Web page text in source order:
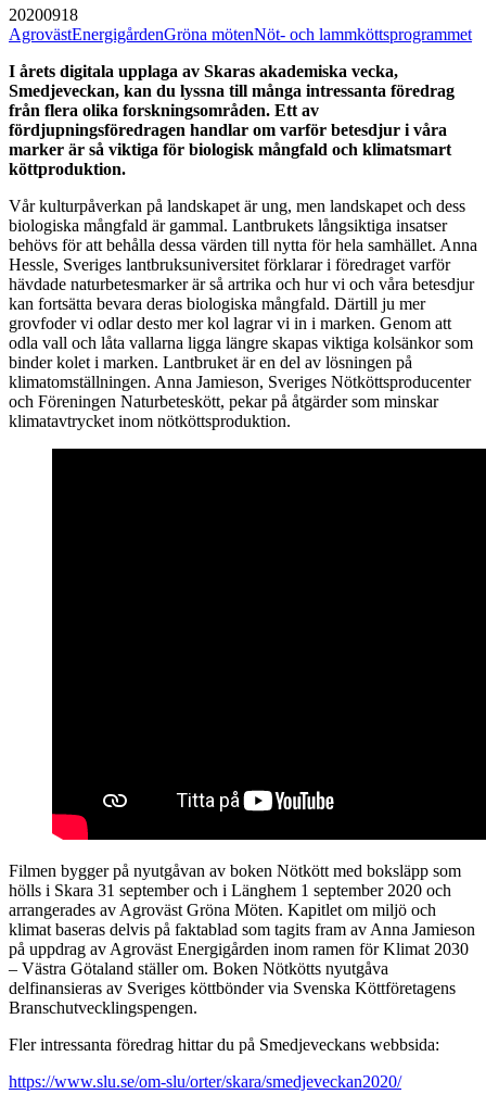
20200918
AgrovästEnergigårdenGröna mötenNöt- och lammköttsprogrammet
I årets digitala upplaga av Skaras akademiska vecka,
Smedjeveckan, kan du lyssna till många intressanta föredrag
från flera olika forskningsområden. Ett av
fördjupningsföredragen handlar om varför betesdjur i våra
marker är så viktiga för biologisk mångfald och klimatsmart
köttproduktion.
Vår kulturpåverkan på landskapet är ung, men landskapet och dess
biologiska mångfald är gammal. Lantbrukets långsiktiga insatser
behövs för att behålla dessa värden till nytta för hela samhället. Anna
Hessle, Sveriges lantbruksuniversitet förklarar i föredraget varför
hävdade naturbetesmarker är så artrika och hur vi och våra betesdjur
kan fortsätta bevara deras biologiska mångfald. Därtill ju mer
grovfoder vi odlar desto mer kol lagrar vi in i marken. Genom att
odla vall och låta vallarna ligga längre skapas viktiga kolsänkor som
binder kolet i marken. Lantbruket är en del av lösningen på
klimatomställningen. Anna Jamieson, Sveriges Nötköttsproducenter
och Föreningen Naturbeteskött, pekar på åtgärder som minskar
klimatavtrycket inom nötköttsproduktion.
Filmen bygger på nyutgåvan av boken Nötkött med boksläpp som
hölls i Skara 31 september och i Länghem 1 september 2020 och
arrangerades av Agroväst Gröna Möten. Kapitlet om miljö och
klimat baseras delvis på faktablad som tagits fram av Anna Jamieson
på uppdrag av Agroväst Energigården inom ramen för Klimat 2030
– Västra Götaland ställer om. Boken Nötkötts nyutgåva
delfinansieras av Sveriges köttbönder via Svenska Köttföretagens
Branschutvecklingspengen.
Fler intressanta föredrag hittar du på Smedjeveckans webbsida:
https://www.slu.se/om-slu/orter/skara/smedjeveckan2020/